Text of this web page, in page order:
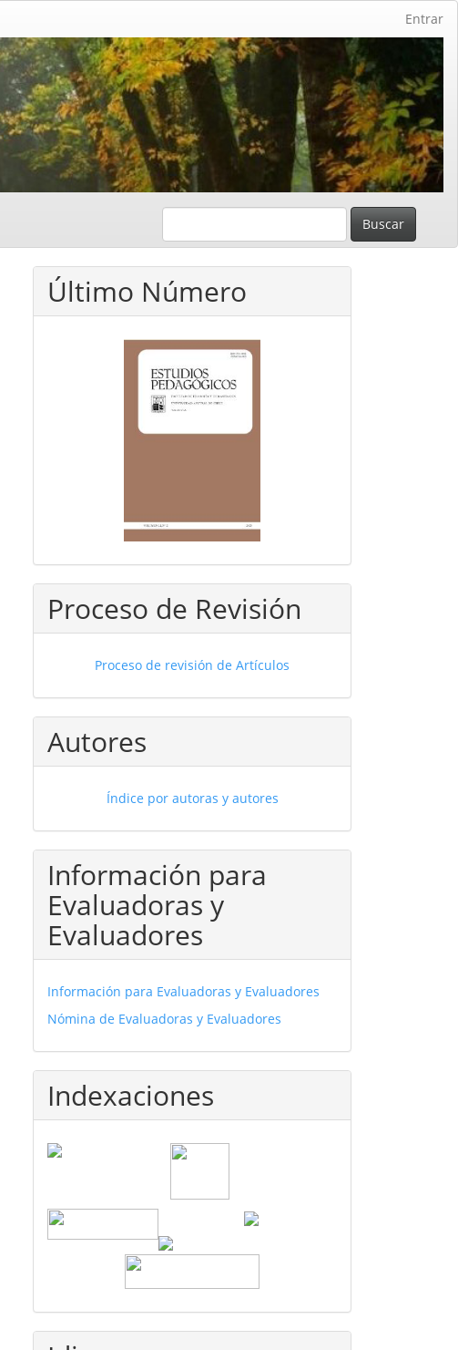
Entrar
Buscar
Último Número
Proceso de Revisión
Proceso de revisión de Artículos
Autores
Índice por autoras y autores
Información para
Evaluadoras y
Evaluadores
Información para Evaluadoras y Evaluadores
Nómina de Evaluadoras y Evaluadores
Indexaciones